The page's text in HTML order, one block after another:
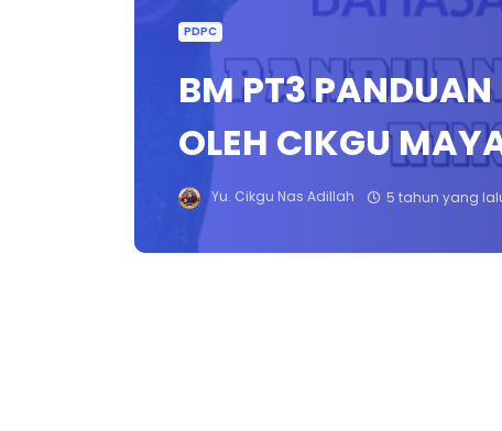
PDPC
BM PT3
OLEH CIKGU
Yu. Cikgu Nas Adillah 5 tahun yang